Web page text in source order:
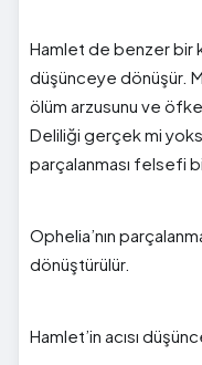
Hamlet de benzer bir
düşünceye dönüşür.
ölüm arzusunu ve
Deliliği gerçek mi
parçalanması felsefi
Ophelia’nın
dönüştürülür.
Hamlet’in acısı